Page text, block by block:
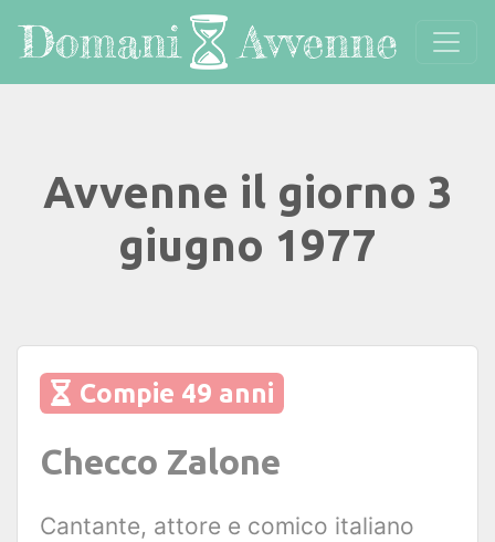
Avvenne il giorno 3
giugno 1977
Compie 49 anni
Checco Zalone
Cantante, attore e comico italiano